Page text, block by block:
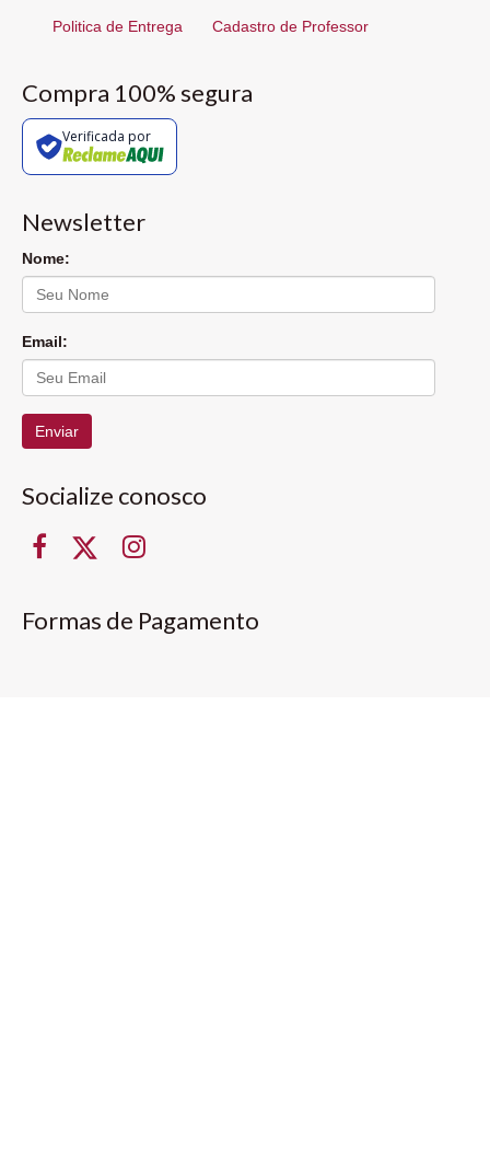
Politica de Entrega Cadastro de Professor
Compra 100% segura
Verificada por
Newsletter
Nome:
Email:
Enviar
Socialize conosco
Formas de Pagamento